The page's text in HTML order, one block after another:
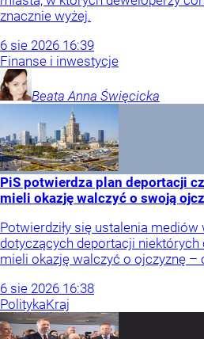
znacznie wyżej.
6 sie 2026 16:39
Finanse i inwestycje
Beata Anna Święcicka
PiS potwierdza plan deportacji
mieli okazję walczyć o swoją
Potwierdziły się ustalenia mediów
dotyczących deportacji niektórych
mieli okazję walczyć o ojczyznę –
6 sie 2026 16:38
PolitykaKraj